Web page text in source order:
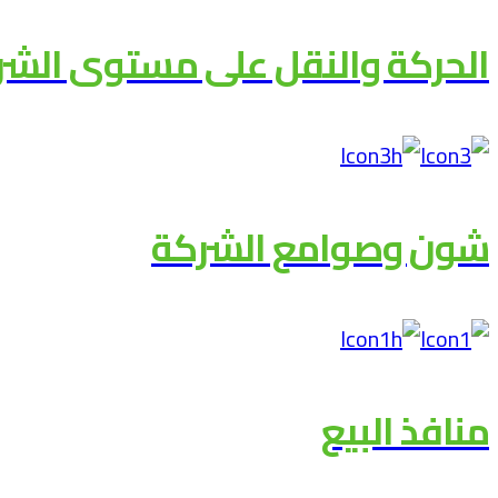
الحركة والنقل على مستوى
شون وصوامع الشركة
منافذ البيع